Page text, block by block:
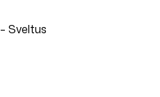
Sveltus